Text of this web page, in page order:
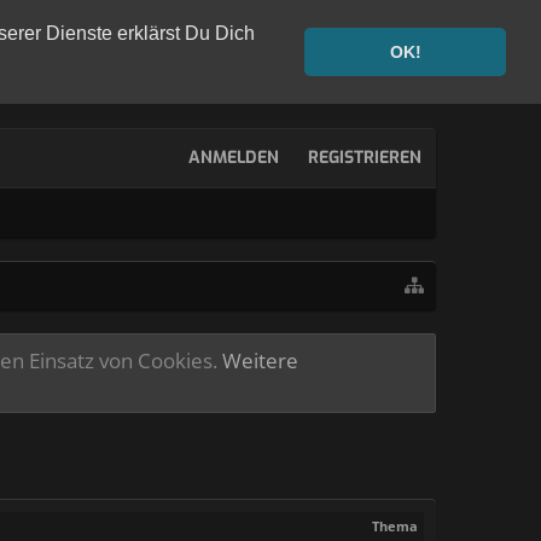
Dienste erklärst Du Dich
OK!
ANMELDEN REGISTRIEREN
Einsatz von Cookies. Weitere
Thema